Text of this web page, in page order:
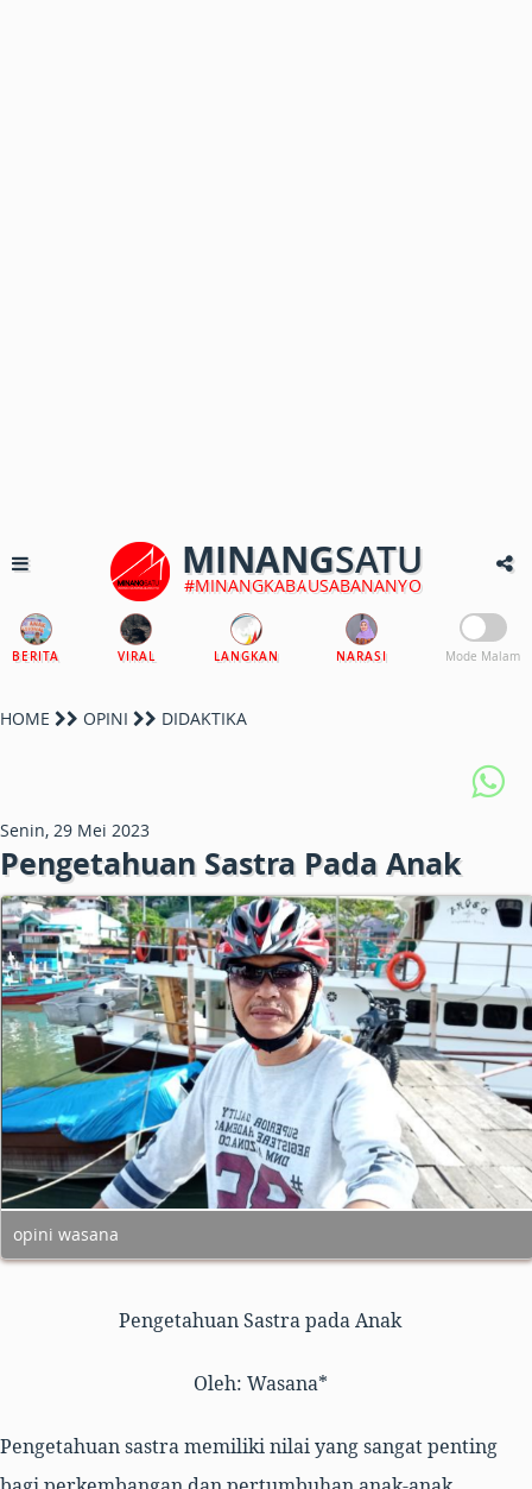
MINANGSATU
#MINANGKABAUSABANANYO
BERITA VIRAL LANGKAN NARASI Mode Malam
HOME OPINI DIDAKTIKA
Senin, 29 Mei 2023
Pengetahuan Sastra Pada Anak
opini wasana
Pengetahuan Sastra pada Anak
Oleh: Wasana*
Pengetahuan sastra memiliki nilai yang sangat penting